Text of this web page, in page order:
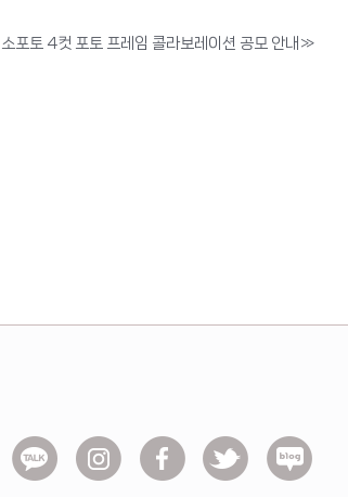
포토 4컷 포토 프레임 콜라보레이션 공모 안내 »